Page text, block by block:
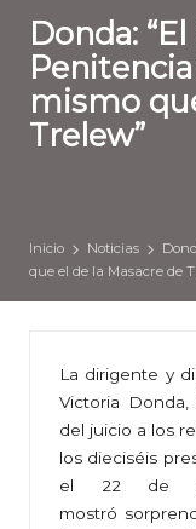
Donda:
mismo
Trelew”
Inicio Noticias
que el de la Masacre de
La dirigente y
Victoria
del juicio a los
los dieciséis
el 22 de
mostró